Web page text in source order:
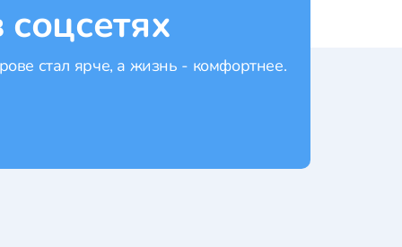
стал ярче, а жизнь - комфортнее.